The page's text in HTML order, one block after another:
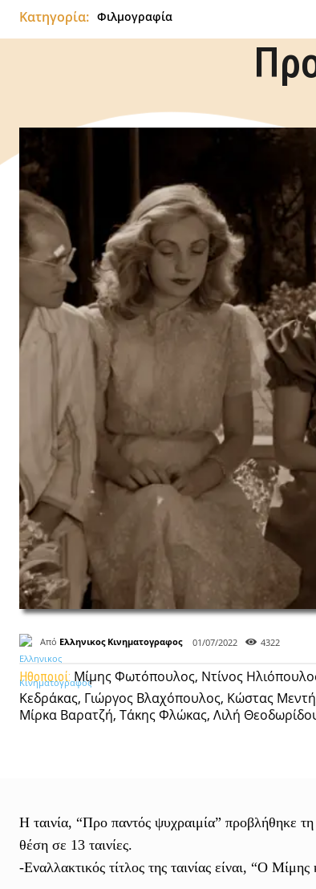
Κατηγορία: Φιλμογραφία
Από Ελληνικος Κινηματογραφος 01/07/2022 4322
Ηθοποιοί: Μίμης Φωτόπουλος, Ντίνος
Κεδράκας, Γιώργος Βλαχόπουλος, Κώστας
Μίρκα Βαρατζή, Τάκης Φλώκας, Λιλή
Η ταινία, “Προ παντός ψυχραιμία” προβλήθηκε τη
θέση σε 13 ταινίες.
-Εναλλακτικός τίτλος της ταινίας είναι, “Ο Μίμης